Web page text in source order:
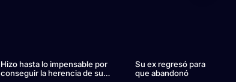
Hizo hasta lo impensable por
conseguir la herencia de su
Su ex regresó para
que abandonó